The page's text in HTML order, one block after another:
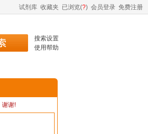
试剂库 收藏夹 已浏览(?) 会员登录 免费注册
搜索设置
使用帮助
谢谢!